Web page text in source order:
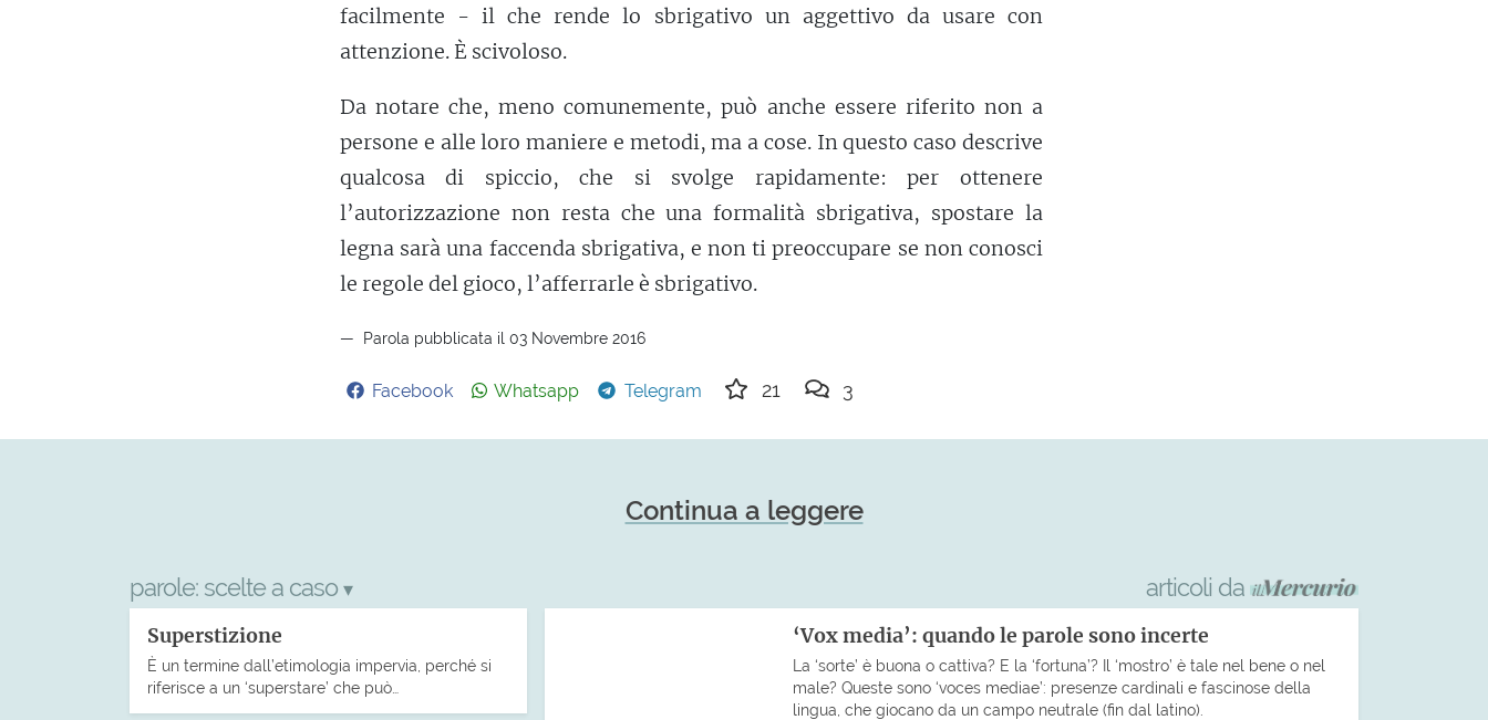
facilmente - il che rende lo sbrigativo un aggettivo da usare con
attenzione. È scivoloso.
Da notare che, meno comunemente, può anche essere riferito non a
persone e alle loro maniere e metodi, ma a cose. In questo caso descrive
qualcosa di spiccio, che si svolge rapidamente: per ottenere
l’autorizzazione non resta che una formalità sbrigativa, spostare la
legna sarà una faccenda sbrigativa, e non ti preoccupare se non conosci
le regole del gioco, l’afferrarle è sbrigativo.
Parola pubblicata il 03 Novembre 2016
Facebook Whatsapp Telegram 21 3
Continua a leggere
parole: scelte a caso ▾
Superstizione
È un termine dall’etimologia impervia, perché si
riferisce a un ‘superstare’ che può…
articoli da
‘Vox media’: quando le parole sono incerte
La ‘sorte’ è buona o cattiva? E la ‘fortuna’? Il ‘mostro’ è tale nel bene o nel
male? Queste sono ‘voces mediae’: presenze cardinali e fascinose della
lingua, che giocano da un campo neutrale (fin dal latino).